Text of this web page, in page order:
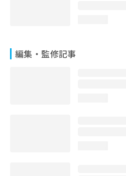
編集・監修記事